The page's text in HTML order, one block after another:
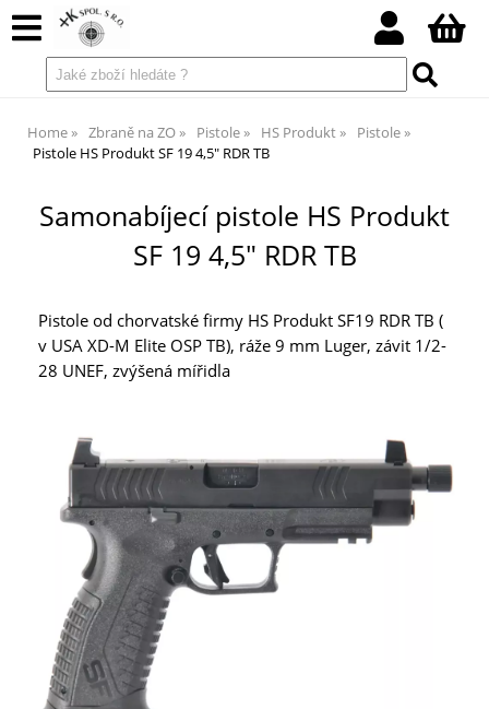
Home Zbraně na ZO Pistole HS Produkt
Pistole
Pistole HS Produkt SF 19 4,5" RDR TB
Samonabíjecí pistole HS Produkt
SF 19 4,5" RDR TB
Pistole od chorvatské firmy HS Produkt SF19 RDR TB (
v USA XD-M Elite OSP TB), ráže 9 mm Luger, závit 1/2-
28 UNEF, zvýšená mířidla